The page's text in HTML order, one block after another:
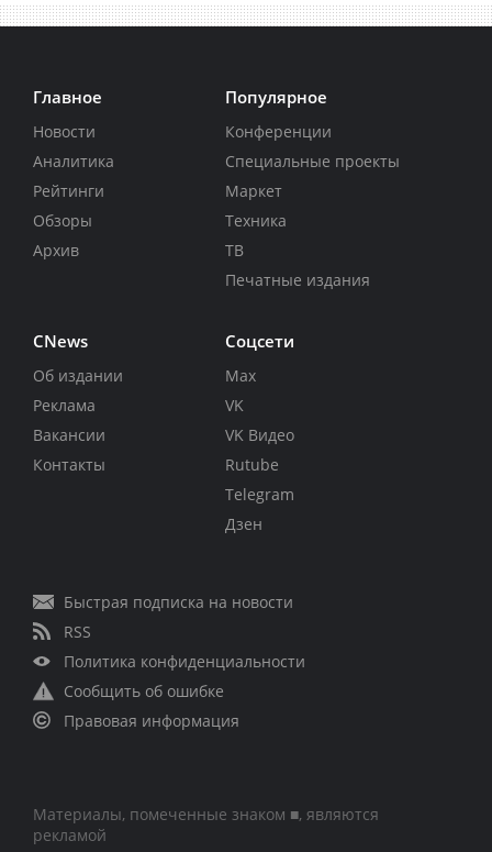
Главное
Новости
Аналитика
Рейтинги
Обзоры
Архив
Популярное
Конференции
Специальные проекты
Маркет
Техника
ТВ
Печатные издания
CNews
Об издании
Реклама
Вакансии
Контакты
Соцсети
Max
VK
VK Видео
Rutube
Telegram
Дзен
Быстрая подписка на новости
RSS
Политика конфиденциальности
Сообщить об ошибке
Правовая информация
Материалы, помеченные знаком ■, являются
рекламой